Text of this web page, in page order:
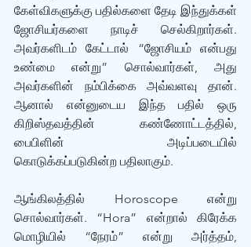
கேள்விகளுக்கு பதில்களை தேடி இந்துக்கள்
ஜோசியர்களை நாடிச் செல்கிறார்கள்.
அவர்களிடம் கேட்டால் “ஜோசியம் என்பது
உண்மை என்று” சொல்வார்கள், அது
அவர்களின் நம்பிக்கை அவ்வளவு தான்.
ஆனால் என்னுடைய இந்த பதில் ஒரு
கிறிஸ்தவத்தின் கண்ணோட்டத்தில்,
பைபிளின் அடிப்படையில்
கொடுக்கப்படுகின்ற பதிலாகும்.
ஆங்கிலத்தில் Horoscope என்று
சொல்வார்கள். “Hora” என்றால் கிரேக்க
மொழியில் “நேரம்” என்று அர்த்தம்,